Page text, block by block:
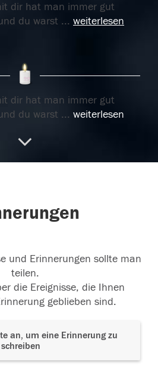
dir hat man immer gut
du warst ... weiterlesen
dir hat man immer gut
du warst ... weiterlesen
und Erinnerungen sollte man
teilen.
die Ereignisse, die Ihnen
geblieben sind.
an, um eine Erinnerung zu
schreiben